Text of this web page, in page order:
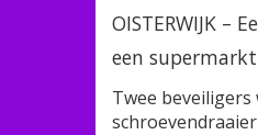
OISTERWIJK –
een
Twee